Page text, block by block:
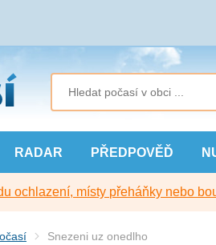
RADAR PŘEDPOVĚĎ
ochlazení, místy přeháňky nebo
Snezeni uz onedlho